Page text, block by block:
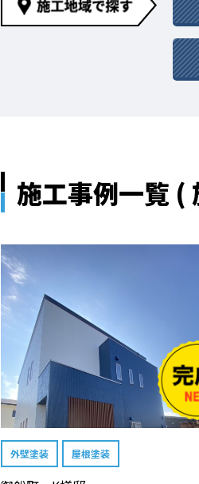
施工事例一覧 (
外壁塗装 屋根塗装